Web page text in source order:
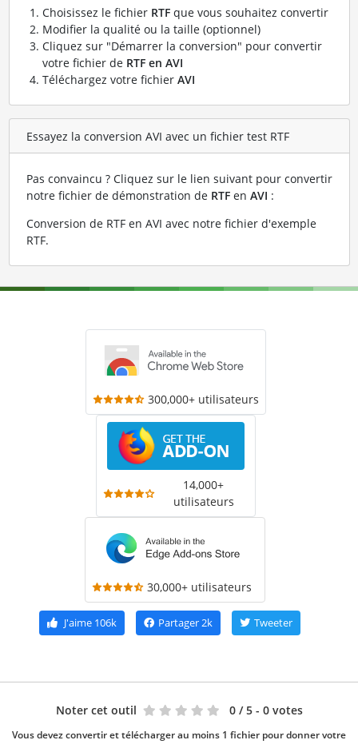
Choisissez le fichier RTFque vous souhaitez convertir
Modifier la qualité ou la taille (optionnel)
Cliquez sur "Démarrer la conversion" pour convertir
votre fichier de RTF en AVI
Téléchargez votre fichier AVI
Essayez la conversion AVI avec un fichier test RTF
Pas convaincu ? Cliquez sur le lien suivant pour convertir
notre fichier de démonstration de RTFen AVI :
Conversion de RTF en AVI avec notre fichier d'exemple
RTF.
300,000+ utilisateurs
14,000+
utilisateurs
30,000+ utilisateurs
J'aime106k Partager2k Tweeter
Noter cet outil 0 / 5 - 0 votes
Vous devez convertir et télécharger au moins 1 fichier pour donner votre